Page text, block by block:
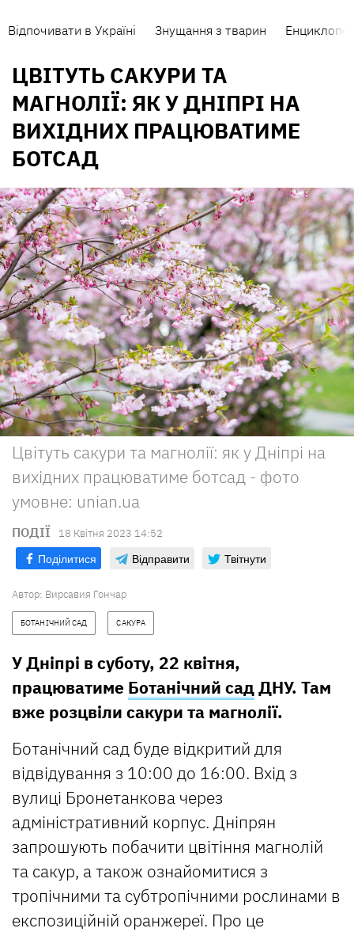
Відпочивати в Україні Знущання з тварин
ЦВІТУТЬ САКУРИ ТА
МАГНОЛІЇ: ЯК У ДНІПРІ НА
ВИХІДНИХ ПРАЦЮВАТИМЕ
БОТСАД
Цвітуть сакури та магнолії: як у Дніпрі на
вихідних працюватиме ботсад - фото
умовне: unian.ua
ПОДІЇ 18 Квiтня 2023 14:52
Поділитися Відправити Твітнути
Автор: Вирсавия Гончар
БОТАНІЧНИЙ САД САКУРА
У Дніпрі в суботу, 22 квітня,
працюватиме Ботанічний садДНУ. Там
вже розцвіли сакури та магнолії.
Ботанічний сад буде відкритий для
відвідування з 10:00 до 16:00. Вхід з
вулиці Бронетанкова через
адміністративний корпус. Дніпрян
запрошують побачити цвітіння магнолій
та сакур, а також ознайомитися з
тропічними та субтропічними рослинами в
експозиційній оранжереї. Про це